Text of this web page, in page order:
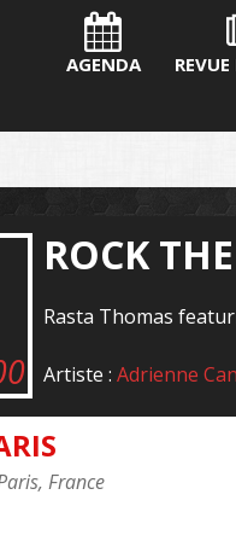
AGENDA REVUE
ROCK
Rasta Thomas
Artiste :Adrienne
France